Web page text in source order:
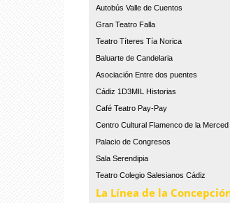
Autobús Valle de Cuentos
Gran Teatro Falla
Teatro Títeres Tía Norica
Baluarte de Candelaria
Asociación Entre dos puentes
Cádiz 1D3MIL Historias
Café Teatro Pay-Pay
Centro Cultural Flamenco de la Merced
Palacio de Congresos
Sala Serendipia
Teatro Colegio Salesianos Cádiz
La Línea de la